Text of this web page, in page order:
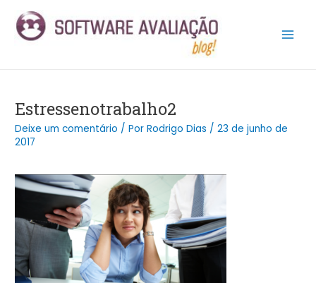
para
Estressenotrabalho2
Deixe um comentário / PorRodrigo Dias /23 de junho de
2017
navigation